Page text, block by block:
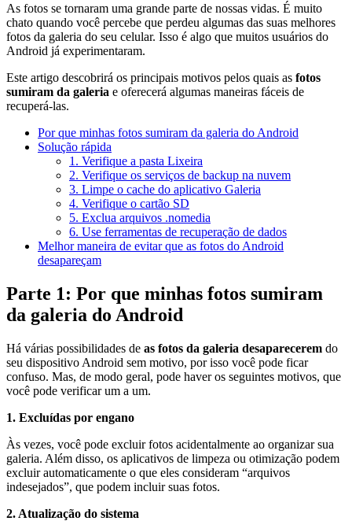
As fotos se tornaram uma grande parte de nossas vidas. É muito
chato quando você percebe que perdeu algumas das suas melhores
fotos da galeria do seu celular. Isso é algo que muitos usuários do
Android já experimentaram.
Este artigo descobrirá os principais motivos pelos quais as fotos
sumiram da galeria e oferecerá algumas maneiras fáceis de
recuperá-las.
Por que minhas fotos sumiram da galeria do Android
Solução rápida
1. Verifique a pasta Lixeira
2. Verifique os serviços de backup na nuvem
3. Limpe o cache do aplicativo Galeria
4. Verifique o cartão SD
5. Exclua arquivos .nomedia
6. Use ferramentas de recuperação de dados
Melhor maneira de evitar que as fotos do Android
desapareçam
Parte 1: Por que minhas fotos sumiram
da galeria do Android
Há várias possibilidades de as fotos da galeria desaparecerem do
seu dispositivo Android sem motivo, por isso você pode ficar
confuso. Mas, de modo geral, pode haver os seguintes motivos, que
você pode verificar um a um.
1. Excluídas por engano
Às vezes, você pode excluir fotos acidentalmente ao organizar sua
galeria. Além disso, os aplicativos de limpeza ou otimização podem
excluir automaticamente o que eles consideram “arquivos
indesejados”, que podem incluir suas fotos.
2. Atualização do sistema